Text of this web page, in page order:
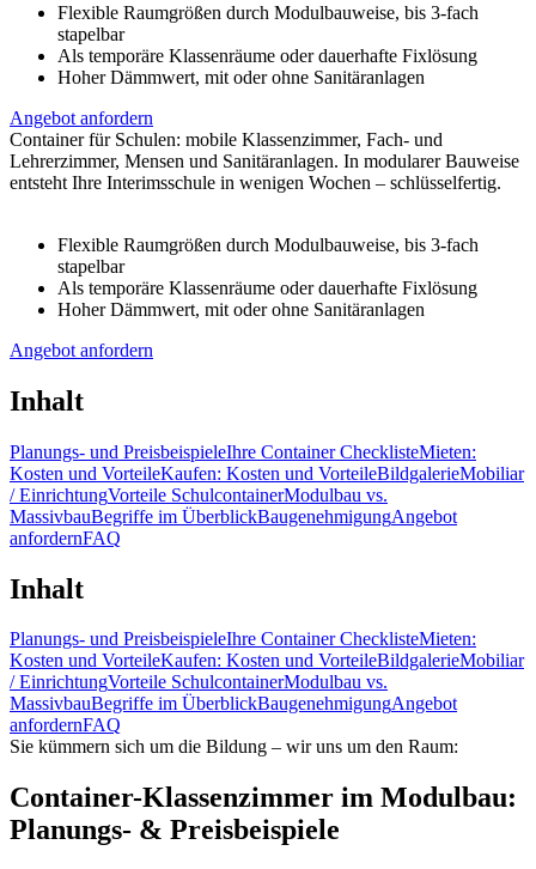
Flexible Raumgrößen durch Modulbauweise, bis 3-fach
stapelbar
Als temporäre Klassenräume oder dauerhafte Fixlösung
Hoher Dämmwert, mit oder ohne Sanitäranlagen
Angebot anfordern
Container für Schulen: mobile Klassenzimmer, Fach- und
Lehrerzimmer, Mensen und Sanitäranlagen. In modularer Bauweise
entsteht Ihre Interimsschule in wenigen Wochen – schlüsselfertig.
Flexible Raumgrößen durch Modulbauweise, bis 3-fach
stapelbar
Als temporäre Klassenräume oder dauerhafte Fixlösung
Hoher Dämmwert, mit oder ohne Sanitäranlagen
Angebot anfordern
Inhalt
Planungs- und PreisbeispieleIhre Container ChecklisteMieten:
Kosten und VorteileKaufen: Kosten und VorteileBildgalerieMobiliar
/ EinrichtungVorteile SchulcontainerModulbau vs.
MassivbauBegriffe im ÜberblickBaugenehmigungAngebot
anfordernFAQ
Inhalt
Planungs- und PreisbeispieleIhre Container ChecklisteMieten:
Kosten und VorteileKaufen: Kosten und VorteileBildgalerieMobiliar
/ EinrichtungVorteile SchulcontainerModulbau vs.
MassivbauBegriffe im ÜberblickBaugenehmigungAngebot
anfordernFAQ
Sie kümmern sich um die Bildung – wir uns um den Raum:
Container-Klassenzimmer im Modulbau:
Planungs- & Preisbeispiele